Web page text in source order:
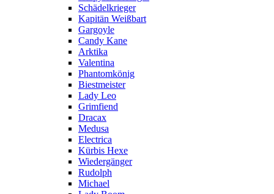
Schädelkrieger
Kapitän Weißbart
Gargoyle
Candy Kane
Arktika
Valentina
Phantomkönig
Biestmeister
Lady Leo
Grimfiend
Dracax
Medusa
Electrica
Kürbis Hexe
Wiedergänger
Rudolph
Michael